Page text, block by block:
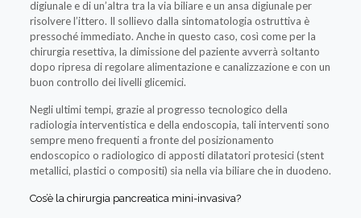
digiunale e di un’altra tra la via biliare e un ansa digiunale per
risolvere l’ittero. Il sollievo dalla sintomatologia ostruttiva è
pressoché immediato. Anche in questo caso, così come per la
chirurgia resettiva, la dimissione del paziente avverrà soltanto
dopo ripresa di regolare alimentazione e canalizzazione e con un
buon controllo dei livelli glicemici.
Negli ultimi tempi, grazie al progresso tecnologico della
radiologia interventistica e della endoscopia, tali interventi sono
sempre meno frequenti a fronte del posizionamento
endoscopico o radiologico di apposti dilatatori protesici (stent
metallici, plastici o compositi) sia nella via biliare che in duodeno.
Cos’è la chirurgia pancreatica mini-invasiva?